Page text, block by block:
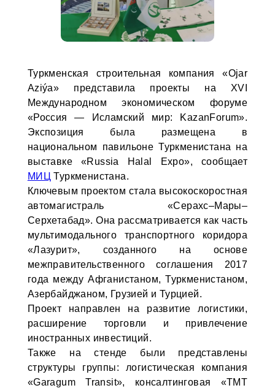
Туркменская строительная компания «Ojar
Aziýa» представила проекты на XVI
Международном экономическом форуме
«Россия — Исламский мир: KazanForum».
Экспозиция была размещена в
национальном павильоне Туркменистана на
выставке «Russia Halal Expo», сообщает
МИЦ Туркменистана.
Ключевым проектом стала высокоскоростная
автомагистраль «Серахс–Мары–
Серхетабад». Она рассматривается как часть
мультимодального транспортного коридора
«Лазурит», созданного на основе
межправительственного соглашения 2017
года между Афганистаном, Туркменистаном,
Азербайджаном, Грузией и Турцией.
Проект направлен на развитие логистики,
расширение торговли и привлечение
иностранных инвестиций.
Также на стенде были представлены
структуры группы: логистическая компания
«Garagum Transit», консалтинговая «TMT